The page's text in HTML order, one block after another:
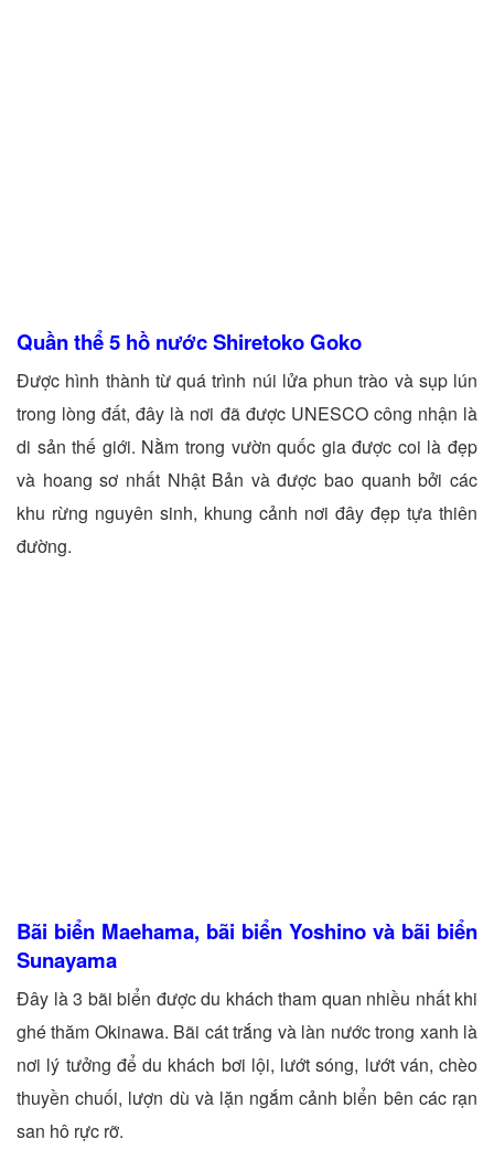
Quần thể 5 hồ nước Shiretoko Goko
Được hình thành từ quá trình núi lửa phun trào và sụp lún
trong lòng đất, đây là nơi đã được UNESCO công nhận là
di sản thế giới. Nằm trong vườn quốc gia được coi là đẹp
và hoang sơ nhất Nhật Bản và được bao quanh bởi các
khu rừng nguyên sinh, khung cảnh nơi đây đẹp tựa thiên
đường.
Bãi biển Maehama, bãi biển Yoshino và bãi biển
Sunayama
Đây là 3 bãi biển được du khách tham quan nhiều nhất khi
ghé thăm Okinawa. Bãi cát trắng và làn nước trong xanh là
nơi lý tưởng để du khách bơi lội, lướt sóng, lướt ván, chèo
thuyền chuối, lượn dù và lặn ngắm cảnh biển bên các rạn
san hô rực rỡ.